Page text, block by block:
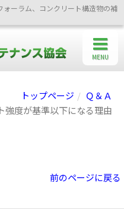
ーラム、コンクリート構造物の補
トップページ
Ｑ＆Ａ
強度が基準以下になる理由
前のページに戻る
MENU